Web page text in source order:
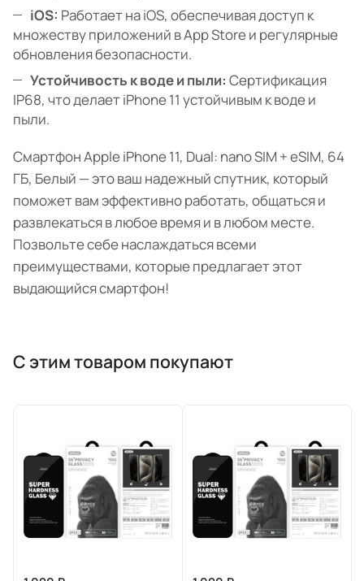
iOS: Работает на iOS, обеспечивая доступ к
множеству приложений в App Store и регулярные
обновления безопасности.
Устойчивость к воде и пыли: Сертификация
IP68, что делает iPhone 11 устойчивым к воде и
пыли.
Смартфон Apple iPhone 11, Dual: nano SIM + eSIM, 64
ГБ, Белый — это ваш надежный спутник, который
поможет вам эффективно работать, общаться и
развлекаться в любое время и в любом месте.
Позвольте себе наслаждаться всеми
преимуществами, которые предлагает этот
выдающийся смартфон!
С этим товаром покупают